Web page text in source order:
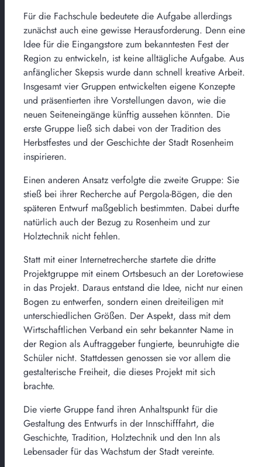
Für die Fachschule bedeutete die Aufgabe allerdings
zunächst auch eine gewisse Herausforderung. Denn eine
Idee für die Eingangstore zum bekanntesten Fest der
Region zu entwickeln, ist keine alltägliche Aufgabe. Aus
anfänglicher Skepsis wurde dann schnell kreative Arbeit.
Insgesamt vier Gruppen entwickelten eigene Konzepte
und präsentierten ihre Vorstellungen davon, wie die
neuen Seiteneingänge künftig aussehen könnten. Die
erste Gruppe ließ sich dabei von der Tradition des
Herbstfestes und der Geschichte der Stadt Rosenheim
inspirieren.
Einen anderen Ansatz verfolgte die zweite Gruppe: Sie
stieß bei ihrer Recherche auf Pergola-Bögen, die den
späteren Entwurf maßgeblich bestimmten. Dabei durfte
natürlich auch der Bezug zu Rosenheim und zur
Holztechnik nicht fehlen.
Statt mit einer Internetrecherche startete die dritte
Projektgruppe mit einem Ortsbesuch an der Loretowiese
in das Projekt. Daraus entstand die Idee, nicht nur einen
Bogen zu entwerfen, sondern einen dreiteiligen mit
unterschiedlichen Größen. Der Aspekt, dass mit dem
Wirtschaftlichen Verband ein sehr bekannter Name in
der Region als Auftraggeber fungierte, beunruhigte die
Schüler nicht. Stattdessen genossen sie vor allem die
gestalterische Freiheit, die dieses Projekt mit sich
brachte.
Die vierte Gruppe fand ihren Anhaltspunkt für die
Gestaltung des Entwurfs in der Innschifffahrt, die
Geschichte, Tradition, Holztechnik und den Inn als
Lebensader für das Wachstum der Stadt vereinte.